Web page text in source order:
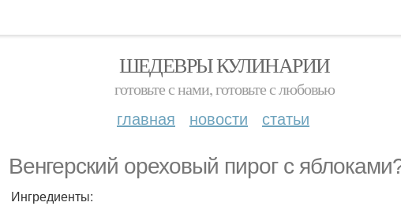
ШЕДЕВРЫ КУЛИНАРИИ
готовьте с нами, готовьте с любовью
главная новости статьи
Венгерский ореховый пирог с
Ингредиенты: